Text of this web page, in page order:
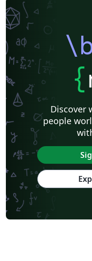
{
Discover
people